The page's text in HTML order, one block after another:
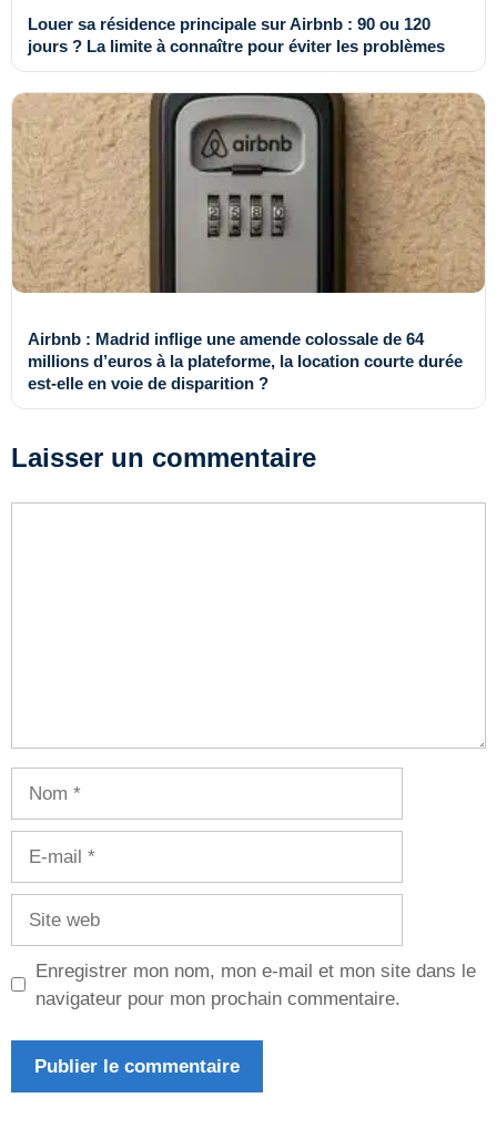
Louer sa résidence principale sur Airbnb : 90 ou 120
jours ? La limite à connaître pour éviter les problèmes
Airbnb : Madrid inflige une amende colossale de 64
millions d’euros à la plateforme, la location courte durée
est-elle en voie de disparition ?
Laisser un commentaire
Enregistrer mon nom, mon e-mail et mon site dans le
navigateur pour mon prochain commentaire.